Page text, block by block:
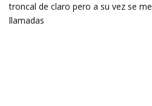
troncal de claro pero a su vez se
llamadas